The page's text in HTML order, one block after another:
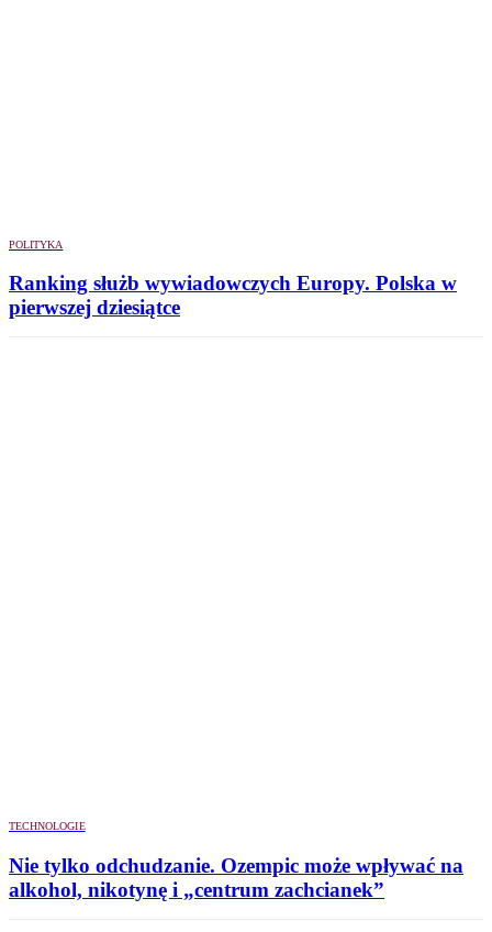
POLITYKA
Ranking służb wywiadowczych Europy. Polska w
pierwszej dziesiątce
TECHNOLOGIE
Nie tylko odchudzanie. Ozempic może wpływać na
alkohol, nikotynę i „centrum zachcianek”